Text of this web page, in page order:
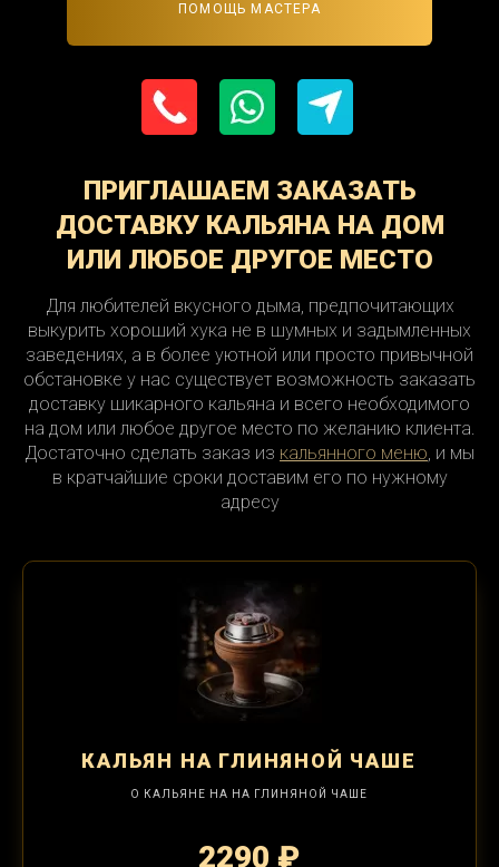
ПОМОЩЬ МАСТЕРА
ПРИГЛАШАЕМ ЗАКАЗАТЬ
ДОСТАВКУ КАЛЬЯНА НА ДОМ
ИЛИ ЛЮБОЕ ДРУГОЕ МЕСТО
Для любителей вкусного дыма, предпочитающих
выкурить хороший хука не в шумных и задымленных
заведениях, а в более уютной или просто привычной
обстановке у нас существует возможность заказать
доставку шикарного кальяна и всего необходимого
на дом или любое другое место по желанию клиента.
Достаточно сделать заказ из кальянного меню, и мы
в кратчайшие сроки доставим его по нужному
адресу
КАЛЬЯН НА ГЛИНЯНОЙ ЧАШЕ
О КАЛЬЯНЕ НА НА ГЛИНЯНОЙ ЧАШЕ
2290 ₽